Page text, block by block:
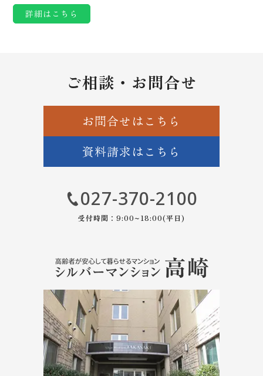
詳細はこちら
ご相談・お問合せ
お問合せはこちら
資料請求はこちら
027-370-2100
受付時間：9:00~18:00(平日)